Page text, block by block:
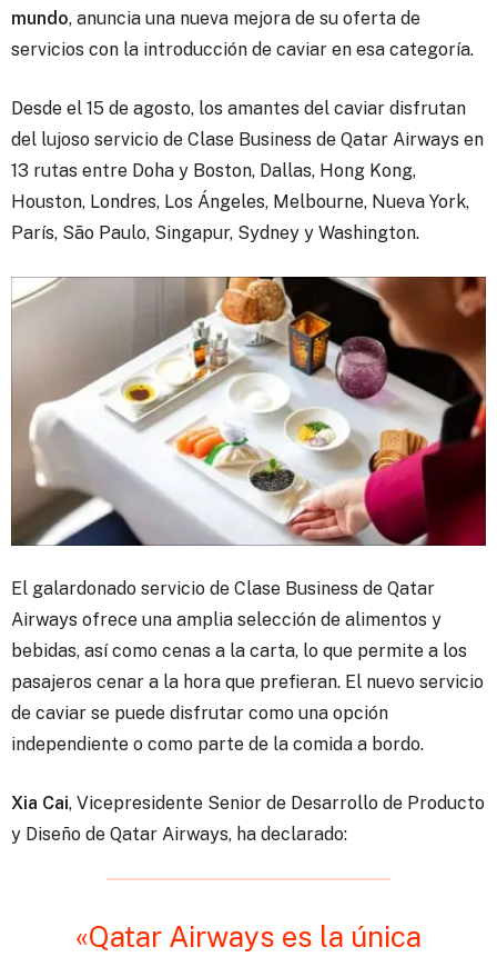
mundo, anuncia una nueva mejora de su oferta de
servicios con la introducción de caviar en esa categoría.
Desde el 15 de agosto, los amantes del caviar disfrutan
del lujoso servicio de Clase Business de Qatar Airways en
13 rutas entre Doha y Boston, Dallas, Hong Kong,
Houston, Londres, Los Ángeles, Melbourne, Nueva York,
París, São Paulo, Singapur, Sydney y Washington.
El galardonado servicio de Clase Business de Qatar
Airways ofrece una amplia selección de alimentos y
bebidas, así como cenas a la carta, lo que permite a los
pasajeros cenar a la hora que prefieran. El nuevo servicio
de caviar se puede disfrutar como una opción
independiente o como parte de la comida a bordo.
Xia Cai, Vicepresidente Senior de Desarrollo de Producto
y Diseño de Qatar Airways, ha declarado:
«Qatar Airways es la única